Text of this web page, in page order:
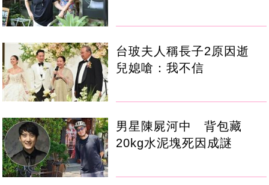
台玻夫人稱長子2原因逝
兒媳嗆：我不信
男星陳屍河中 背包藏
20kg水泥塊死因成謎